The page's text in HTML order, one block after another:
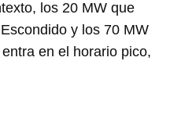
los 20 MW que
y los 70 MW
en el horario pico,